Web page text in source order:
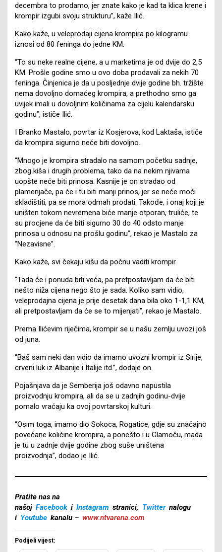
decembra to prodamo, jer znate kako je kad ta klica krene i
krompir izgubi svoju strukturu”, kaže Ilić.
Kako kaže, u veleprodaji cijena krompira po kilogramu
iznosi od 80 feninga do jedne KM.
“To su neke realne cijene, a u marketima je od dvije do 2,5
KM. Prošle godine smo u ovo doba prodavali za nekih 70
feninga. Činjenica je da u posljednje dvije godine bh. tržište
nema dovoljno domaćeg krompira, a prethodno smo ga
uvijek imali u dovoljnim količinama za cijelu kalendarsku
godinu”, ističe Ilić.
I Branko Mastalo, povrtar iz Kosjerova, kod Laktaša, ističe
da krompira sigurno neće biti dovoljno.
“Mnogo je krompira stradalo na samom početku sadnje,
zbog kiša i drugih problema, tako da na nekim njivama
uopšte neće biti prinosa. Kasnije je on stradao od
plamenjače, pa će i tu biti manji prinos, jer se neće moći
skladištiti, pa se mora odmah prodati. Takođe, i onaj koji je
uništen tokom nevremena biće manje otporan, truliće, te
su procjene da će biti sigurno 30 do 40 odsto manje
prinosa u odnosu na prošlu godinu”, rekao je Mastalo za
“Nezavisne”.
Kako kaže, svi čekaju kišu da počnu vaditi krompir.
“Tada će i ponuda biti veća, pa pretpostavljam da će biti
nešto niža cijena nego što je sada. Koliko sam vidio,
veleprodajna cijena je prije desetak dana bila oko 1-1,1 KM,
ali pretpostavljam da će se to mijenjati”, rekao je Mastalo.
Prema Ilićevim riječima, krompir se u našu zemlju uvozi još
od juna.
“Baš sam neki dan vidio da imamo uvozni krompir iz Sirije,
crveni luk iz Albanije i Italije itd.”, dodaje on.
Pojašnjava da je Semberija još odavno napustila
proizvodnju krompira, ali da se u zadnjih godinu-dvije
pomalo vraćaju ka ovoj povrtarskoj kulturi.
“Osim toga, imamo dio Sokoca, Rogatice, gdje su značajno
povećane količine krompira, a ponešto i u Glamoču, mada
je tu u zadnje dvije godine zbog suše uništena
proizvodnja”, dodao je Ilić.
Pratite nas na
našoj Facebook i Instagram stranici, Twitter nalogu
i Youtube kanalu – www.ntvarena.com
Podijeli vijest: